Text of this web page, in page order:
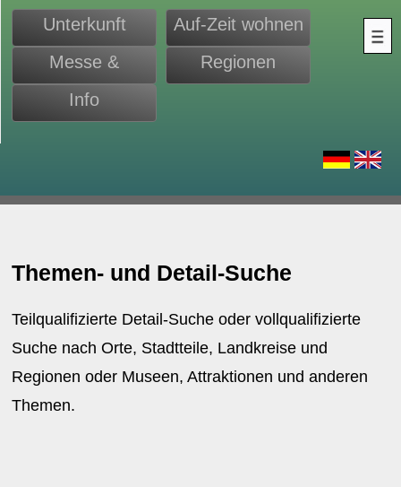
Unterkunft
Auf-Zeit wohnen
Messe &
Monteure
Regionen
Info
Themen- und Detail-Suche
Teilqualifizierte Detail-Suche oder vollqualifizierte
Suche nach Orte, Stadtteile, Landkreise und
Regionen oder Museen, Attraktionen und anderen
Themen.